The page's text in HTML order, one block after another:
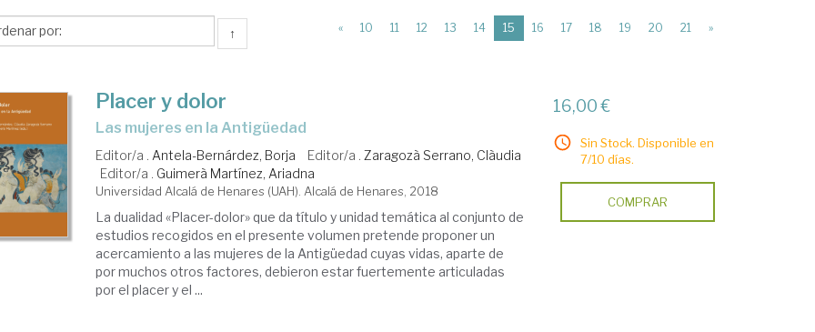
↑ « 10 11 12 13 14 15 (current)
16 17 18 19 20 21 »
Placer y dolor
las mujeres en la Antigüedad
Editor/a . Antela-Bernárdez, Borja Editor/a .Zaragozà Serrano, Clàudia
Editor/a . Guimerà Martínez, Ariadna
Universidad Alcalá de Henares (UAH). Alcalá de Henares, 2018
La dualidad «Placer-dolor» que da título y unidad temática al conjunto de
estudios recogidos en el presente volumen pretende proponer un
acercamiento a las mujeres de la Antigüedad cuyas vidas, aparte de
por muchos otros factores, debieron estar fuertemente articuladas
por el placer y el ...
16,00 €
Sin Stock. Disponible en
7/10 días.
COMPRAR